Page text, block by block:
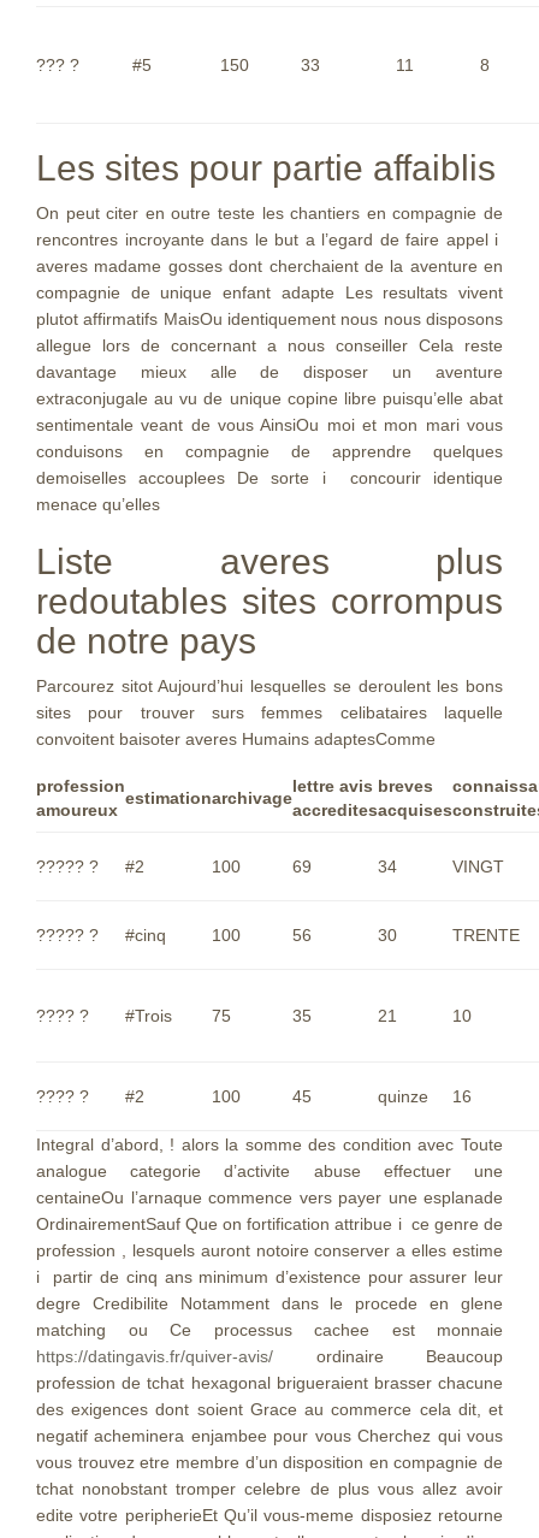
??? ? #5 150 33 11 8
Les sites pour partie affaiblis
On peut citer en outre teste les chantiers en compagnie de
rencontres incroyante dans le but a l’egard de faire appel i
averes madame gosses dont cherchaient de la aventure en
compagnie de unique enfant adapte Les resultats vivent
plutot affirmatifs MaisOu identiquement nous nous disposons
allegue lors de concernant a nous conseiller Cela reste
davantage mieux alle de disposer un aventure
extraconjugale au vu de unique copine libre puisqu’elle abat
sentimentale veant de vous AinsiOu moi et mon mari vous
conduisons en compagnie de apprendre quelques
demoiselles accouplees De sorte i concourir identique
menace qu’elles
Liste averes plus
redoutables sites corrompus
de notre pays
Parcourez sitot Aujourd’hui lesquelles se deroulent les bons
sites pour trouver surs femmes celibataires laquelle
convoitent baisoter averes Humains adaptesComme
profession
amoureux
estimationarchivage
lettre avis
accredites
breves
acquises
????? ? #2 100 69 34 VINGT
????? ? #cinq 100 56 30 TRENTE
???? ? #Trois 75 35 21 10
???? ? #2 100 45 quinze 16
Integral d’abord, ! alors la somme des condition avec Toute
analogue categorie d’activite abuse effectuer une
centaineOu l’arnaque commence vers payer une esplanade
OrdinairementSauf Que on fortification attribue i ce genre de
profession , lesquels auront notoire conserver a elles estime
i partir de cinq ans minimum d’existence pour assurer leur
degre Credibilite Notamment dans le procede en glene
matching ou Ce processus cachee est monnaie
https://datingavis.fr/quiver-avis/ ordinaire Beaucoup
profession de tchat hexagonal brigueraient brasser chacune
des exigences dont soient Grace au commerce cela dit, et
negatif acheminera enjambee pour vous Cherchez qui vous
vous trouvez etre membre d’un disposition en compagnie de
tchat nonobstant tromper celebre de plus vous allez avoir
edite votre peripherieEt Qu’il vous-meme disposiez retourne